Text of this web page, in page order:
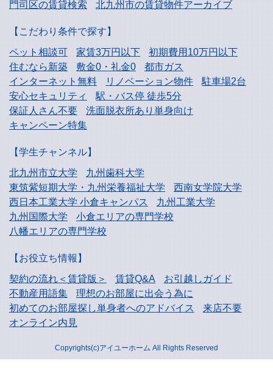
門司区の賃貸検索
北九州市の賃貸物件アーカイブ
【こだわり条件で探す】
ペット相談可
家賃3万円以下
初期費用10万円以下
住むなら新築
敷金0・礼金0
都市ガス
インターネット無料
リノベーション物件
駐車場2台
安心セキュリティ
駅・バス停 徒歩5分
保証人さん不要
洗面脱衣所あり単身向け
キャンペーン特集
【学生チャンネル】
北九州市立大学
九州歯科大学
東筑紫短期大学・九州栄養福祉大学
西南女学院大学
西日本工業大学小倉キャンパス
九州工業大学
九州国際大学
小倉エリアの専門学校
八幡エリアの専門学校
【お役立ち情報】
契約の流れ＜賃貸版＞
賃貸Q&A
お引越しガイド
不動産用語集
理想のお部屋に出会う為に
初めてのお部屋探し単身者へのアドバイス
来店不要
オンライン内見
Copyrights(c)アイユーホーム All Rights Reserved